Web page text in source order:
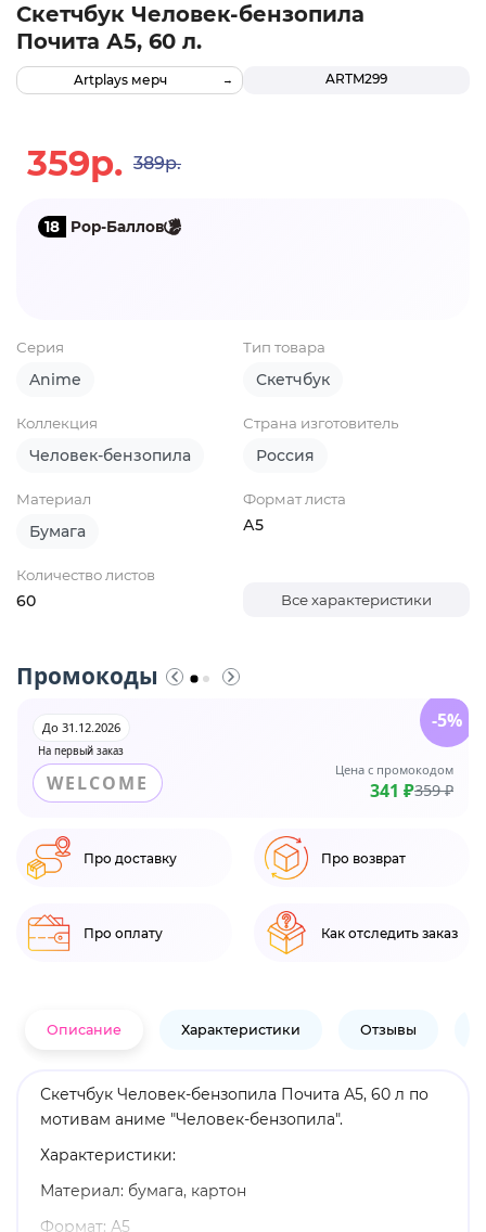
Скетчбук Человек-бензопила
Почита А5, 60 л.
ARTM299
Artplays мерч
359р. 389р.
18 Pop-Баллов
Серия
Anime
Тип товара
Скетчбук
Коллекция
Человек-бензопила
Страна изготовитель
Россия
Материал
Бумага
Формат листа
А5
Количество листов
60 Все характеристики
Промокоды
На первый заказ
До 31.12.2026
WELCOME
Цена с промокодом
341 ₽359 ₽
-5%
Про доставку Про возврат
Про оплату Как отследить заказ
Описание Характеристики Отзывы
Скетчбук Человек-бензопила Почита А5, 60 л по
мотивам аниме "Человек-бензопила".
Характеристики:
Материал: бумага, картон
Формат: А5